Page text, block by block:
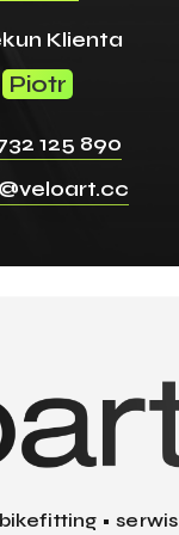
Klienta
Piotr
125 890
• serwis